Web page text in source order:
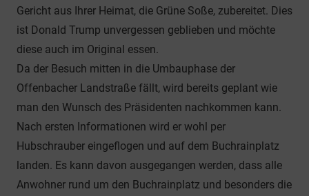
Gericht aus Ihrer Heimat, die Grüne Soße, zubereitet. Dies
ist Donald Trump unvergessen geblieben und möchte
diese auch im Original essen.
Da der Besuch mitten in die Umbauphase der
Offenbacher Landstraße fällt, wird bereits geplant wie
man den Wunsch des Präsidenten nachkommen kann.
Nach ersten Informationen wird er wohl per
Hubschrauber eingeflogen und auf dem Buchrainplatz
landen. Es kann davon ausgegangen werden, dass alle
Anwohner rund um den Buchrainplatz und besonders die